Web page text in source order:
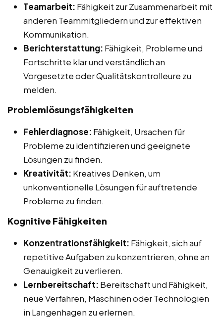
Teamarbeit: Fähigkeit zur Zusammenarbeit mit
anderen Teammitgliedern und zur effektiven
Kommunikation.
Berichterstattung: Fähigkeit, Probleme und
Fortschritte klar und verständlich an
Vorgesetzte oder Qualitätskontrolleure zu
melden.
Problemlösungsfähigkeiten
Fehlerdiagnose: Fähigkeit, Ursachen für
Probleme zu identifizieren und geeignete
Lösungen zu finden.
Kreativität: Kreatives Denken, um
unkonventionelle Lösungen für auftretende
Probleme zu finden.
Kognitive Fähigkeiten
Konzentrationsfähigkeit: Fähigkeit, sich auf
repetitive Aufgaben zu konzentrieren, ohne an
Genauigkeit zu verlieren.
Lernbereitschaft: Bereitschaft und Fähigkeit,
neue Verfahren, Maschinen oder Technologien
in Langenhagen zu erlernen.